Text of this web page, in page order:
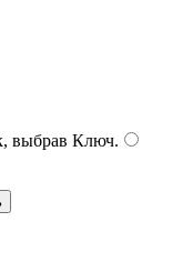
выбрав Ключ.